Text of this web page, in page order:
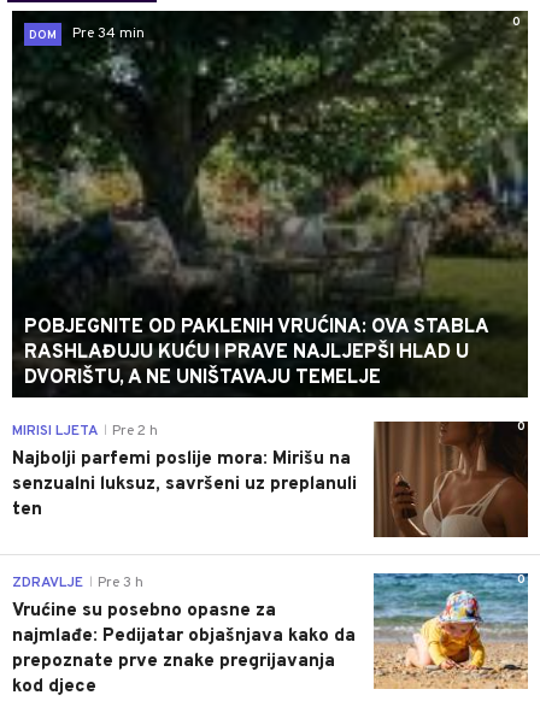
0
DOM
Pre 34 min
POBJEGNITE OD PAKLENIH VRUĆINA: OVA STABLA
RASHLAĐUJU KUĆU I PRAVE NAJLJEPŠI HLAD U
DVORIŠTU, A NE UNIŠTAVAJU TEMELJE
0
MIRISI LJETA Pre 2 h
Najbolji parfemi poslije mora: Mirišu na
senzualni luksuz, savršeni uz preplanuli
ten
0
ZDRAVLJE Pre 3 h
Vrućine su posebno opasne za
najmlađe: Pedijatar objašnjava kako da
prepoznate prve znake pregrijavanja
kod djece